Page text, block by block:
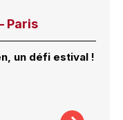
Paris
un défi estival !